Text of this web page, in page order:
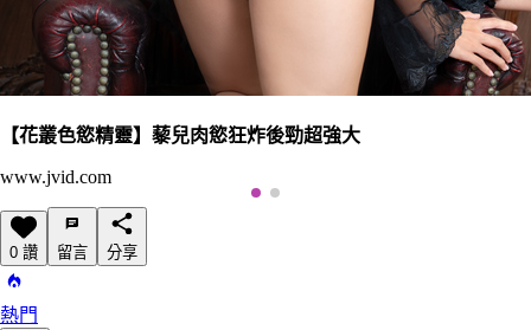
【花叢色慾精靈】藜兒肉慾狂炸後勁超強大
www.jvid.com
0 讚 留言 分享
熱門